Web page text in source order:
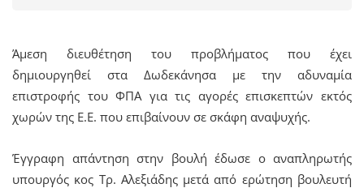
Άμεση διευθέτηση του προβλήματος που έχει
δημιουργηθεί στα Δωδεκάνησα με την αδυναμία
επιστροφής του ΦΠΑ για τις αγορές επισκεπτών εκτός
χωρών της Ε.Ε. που επιβαίνουν σε σκάφη αναψυχής.
Έγγραφη απάντηση στην βουλή έδωσε ο αναπληρωτής
υπουργός κος Τρ. Αλεξιάδης μετά από ερώτηση βουλευτή